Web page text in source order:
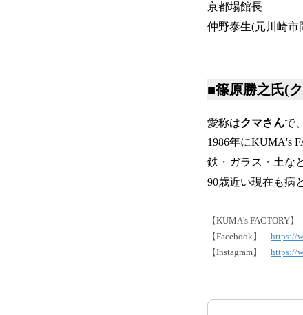
京都場館長
仲野泰生(元川崎市
■篠原勝之氏(
愛称はクマさんで
1986年にKUMA's
鉄・ガラス・土な
90歳近い現在も病
【KUMA's FACTORY】
【Facebook】 https://
【Instagram】 https://